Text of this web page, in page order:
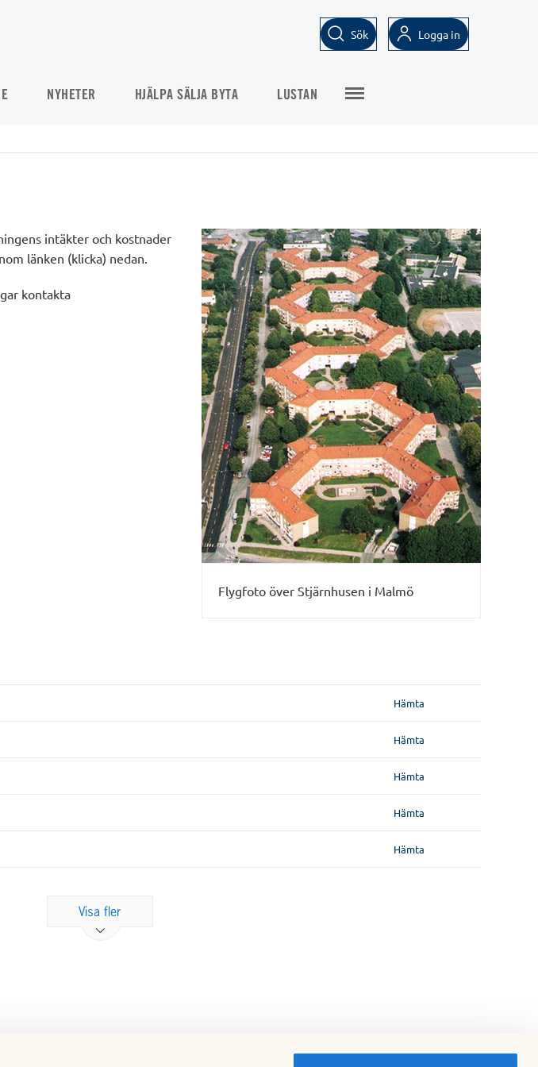
Sök Logga in
NYHETER HJÄLPA SÄLJA BYTA LUSTAN
Flygfoto över Stjärnhusen i Malmö
intäkter och kostnader
länken (klicka) nedan.
kontakta
Hämta
Hämta
Hämta
Hämta
Hämta
Visa fler